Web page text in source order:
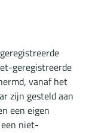
geregistreerde
vanaf het
zijn gesteld aan
een eigen
niet-